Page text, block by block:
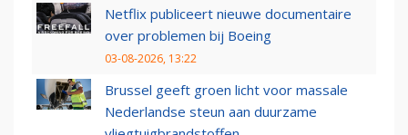
Netflix publiceert nieuwe documentaire
over problemen bij Boeing
03-08-2026, 13:22
Brussel geeft groen licht voor massale
Nederlandse steun aan duurzame